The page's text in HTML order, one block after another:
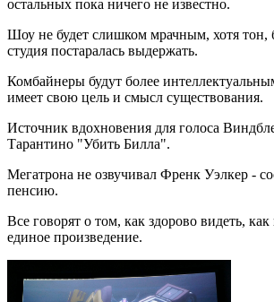
остальных пока ничего не известно.
Шоу не будет слишком мрачным, хотя тон,
студия постаралась выдержать.
Комбайнеры будут более
имеет свою цель и смысл существования.
Источник вдохновения для голоса
Тарантино "Убить Билла".
Мегатрона не озвучивал Френк Уэлкер -
пенсию.
Все говорят о том, как здорово видеть, как
единое произведение.